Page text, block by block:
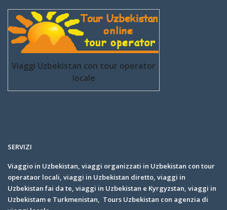
Viaggi Uzbekistan con tour operator
locale
SERVIZI
Viaggio in Uzbekistan, viaggi organizzati in Uzbekistan con tour
operataor locali, viaggi in Uzbekistan diretto, viaggi in
Uzbekistan fai da te, viaggi in Uzbekistan e Kyrgyzstan, viaggi in
Uzbekistam e Turkmenistan, Tours Uzbekistan con agenzia di